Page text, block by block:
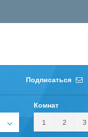
Подписаться
Комнат
1 2 3